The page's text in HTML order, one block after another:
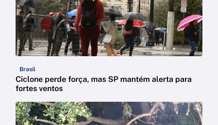
Brasil
Ciclone perde força, mas SP mantém alerta para
fortes ventos